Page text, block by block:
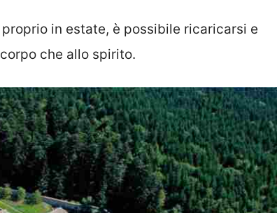
in estate, è possibile ricaricarsi e
che allo spirito.